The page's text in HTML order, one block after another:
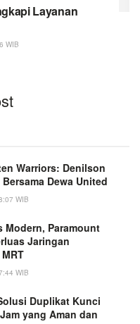
Layanan
WIB
Warriors: Denilson
Dewa United
WIB
Paramount
Jaringan
WIB
Duplikat Kunci
yang Aman dan